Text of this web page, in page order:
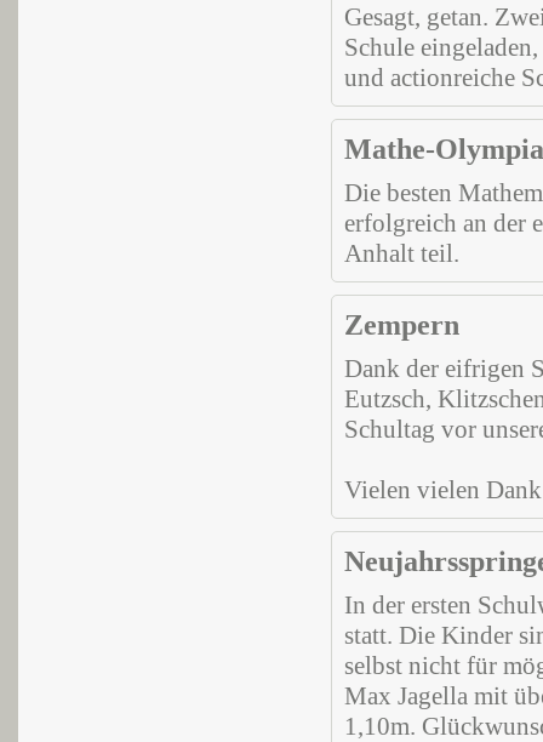
Gesagt, getan.
Schule
und actionreiche
Mathe-
Die besten
erfolgreich an der
Anhalt teil.
Zempern
Dank der eifrigen
Eutzsch,
Schultag vor
Vielen vielen
In der ersten
statt. Die Kinder
selbst nicht für
Max Jagella mit
1,10m.